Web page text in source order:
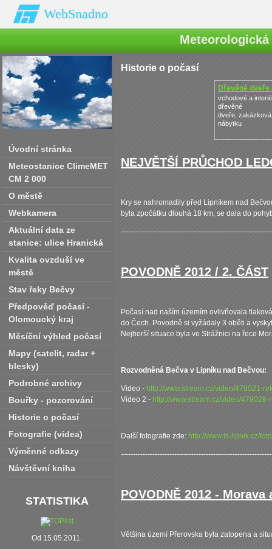
WebSnadno
Úvodní stránka
Meteostanice ClimeMET
CM 2 000
O městě
Webkamera
Aktuální data ze
stanice: ulice Hranická
Kvalita ovzduší ve
městě
Stav řeky Bečvy
Předpověď počasí -
Olomoucký kraj
Měsíční výhled počasí
Mapy (satelit‚ radar +
blesky)
Podrobné archivy
Bouřky - pozorování
Historie o počasí
Fotografie (videa)
Výměnné odkazy
Návštěvní kniha
STATISTIKA
Od 15.05.2011.
Historie o počasí
Dřevěné dveře
vchodové a
dřevěné
dveře,
nábytku
NEJVĚTŠÍ PRŮCHOD
Kry se nahromadily před Lipníkem nad
byla zpočátku dlouhá 18 km, se dala do
POVODNĚ 2012 / 2. ČÁST
Počasí nad naším územím ovlivňovala
do Čech. Povodně si vyžádaly 3 oběti a
Nejhorší situace byla ve Strážnici na řece
Rozvodněná Bečva v Lipníku nad Bečvou:
Video - http://www.stream.cz/video/478021-
Video 2 - http://www.stream.cz/video/
Další fotografie zde: http://www.ts-lipnik.cz/
POVODNĚ 2012 - Morava
Většina území Přerovska byla zatopena a